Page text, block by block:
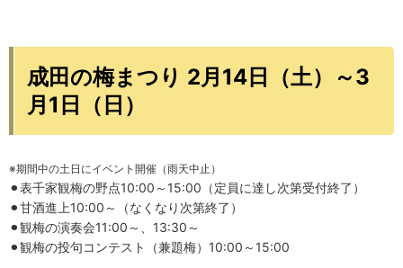
成田の梅まつり 2月14日（土）～3
月1日（日）
※期間中の土日にイベント開催（雨天中止）
⚫︎表千家観梅の野点10:00～15:00（定員に達し次第受付終了）
⚫︎甘酒進上10:00～（なくなり次第終了）
⚫︎観梅の演奏会11:00～、13:30～
⚫︎観梅の投句コンテスト（兼題梅）10:00～15:00